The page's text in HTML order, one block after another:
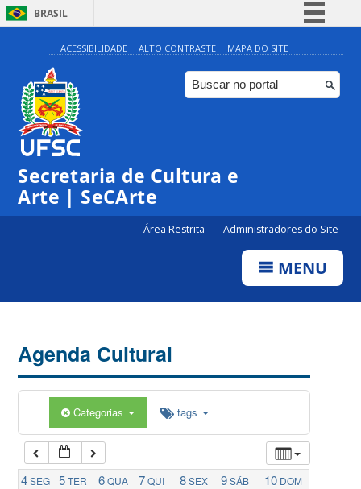
BRASIL
Simplifique!
Comunica BR
Participe
ACESSIBILIDADE ALTO CONTRASTE MAPA DO SITE
Secretaria de Cultura e
Arte | SeCArte
Área Restrita Administradores do Site
MENU
Agenda Cultural
Categorias tags
4SEG 5TER 6QUA 7QUI 8SEX 9SÁB 10 DOM
0:00
1:00
5:00
7:00